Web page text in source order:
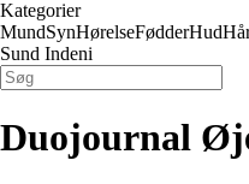
Kategorier
MundSynHørelseFødderHud
Sund Indeni
Duojournal